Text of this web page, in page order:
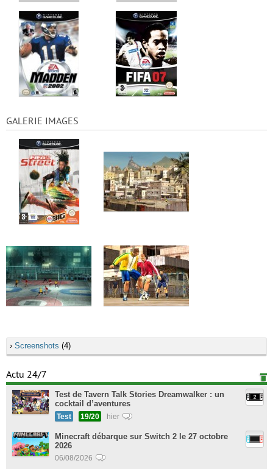
GALERIE IMAGES
› Screenshots (4)
Actu 24/7
Test de Tavern Talk Stories Dreamwalker : un
cocktail d’aventures
Test 19/20 hier
Minecraft débarque sur Switch 2 le 27 octobre
2026
06/08/2026